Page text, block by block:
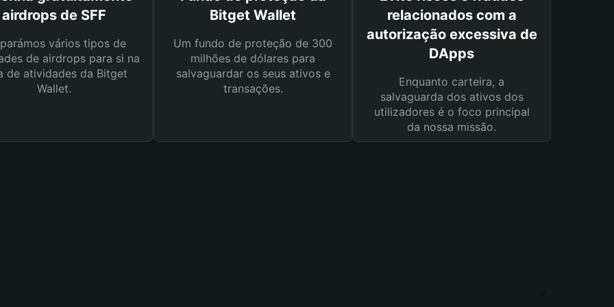
airdrops de SFF
vários tipos de
de airdrops para si na
de atividades da Bitget
Wallet.
Bitget Wallet
Um fundo de proteção de 300
milhões de dólares para
salvaguardar os seus ativos e
transações.
relacionados com a
autorização excessiva de
DApps
Enquanto carteira, a
salvaguarda dos ativos dos
utilizadores é o foco principal
da nossa missão.